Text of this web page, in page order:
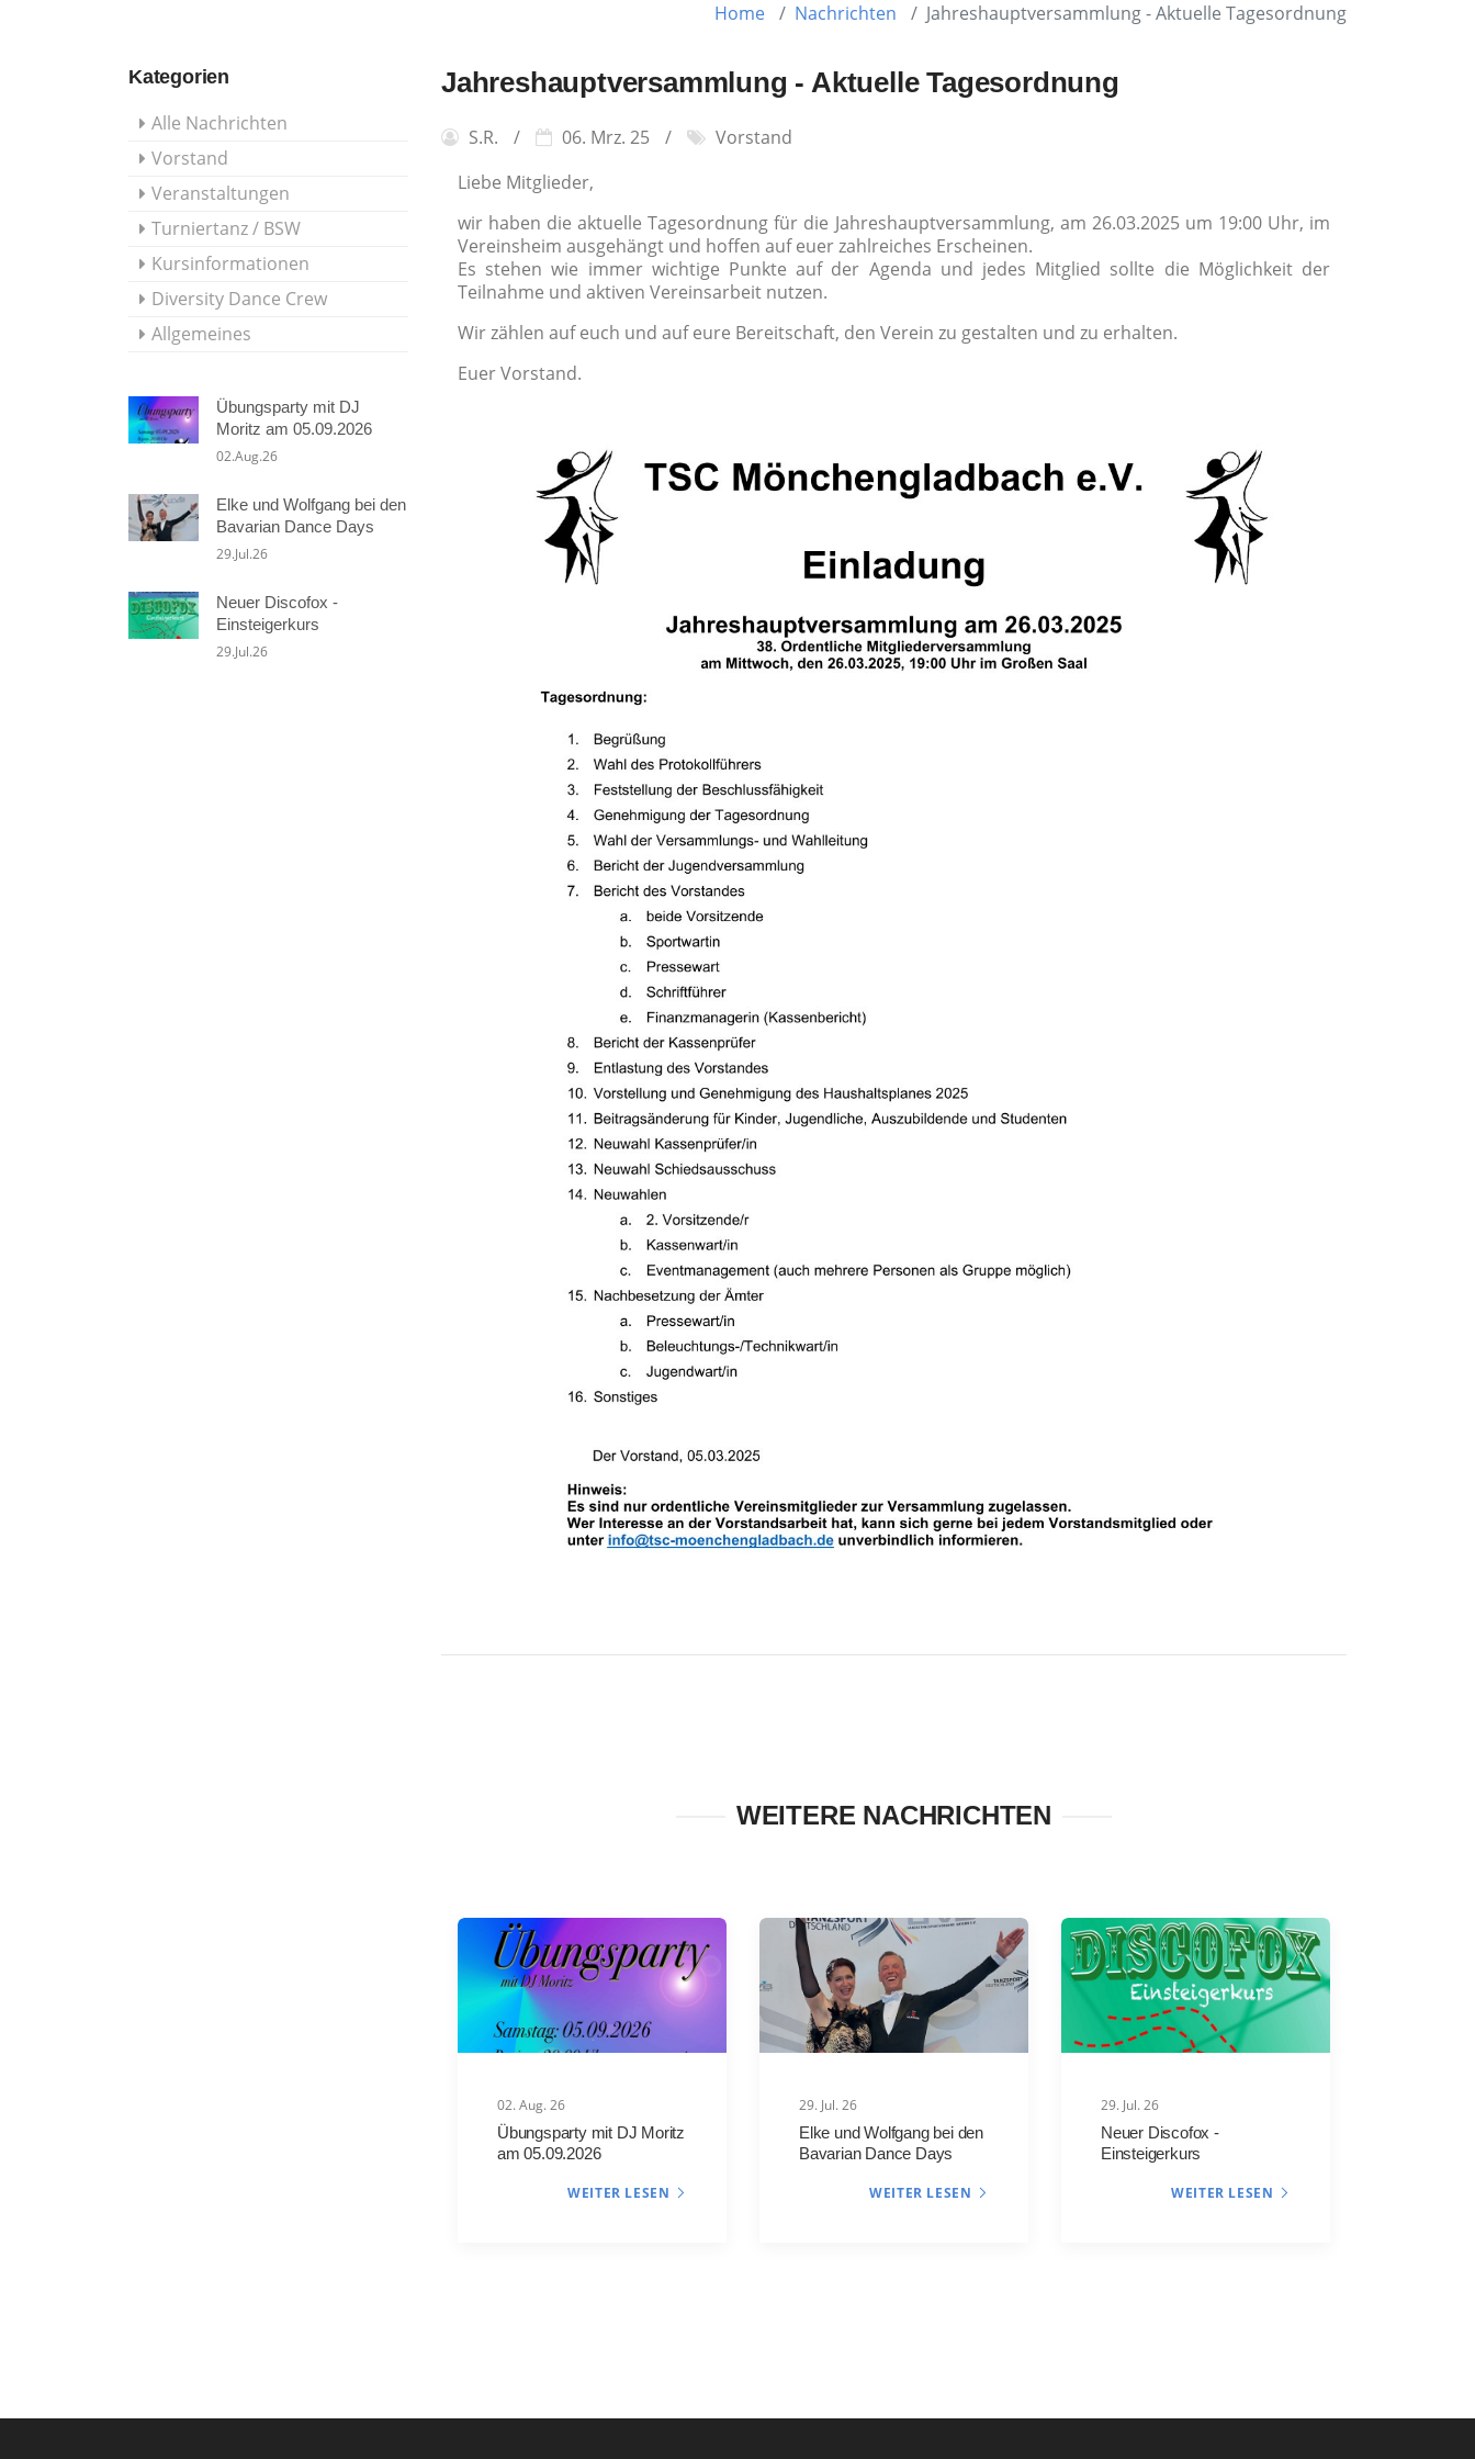
Home Nachrichten Jahreshauptversammlung - Aktuelle Tagesordnung
Kategorien
Alle Nachrichten
Vorstand
Veranstaltungen
Turniertanz / BSW
Kursinformationen
Diversity Dance Crew
Allgemeines
Übungsparty mit DJ
Moritz am 05.09.2026
02.Aug.26
Elke und Wolfgang bei den
Bavarian Dance Days
29.Jul.26
Neuer Discofox -
Einsteigerkurs
29.Jul.26
Jahreshauptversammlung - Aktuelle Tagesordnung
S.R. 06. Mrz. 25
Vorstand
Liebe Mitglieder,
wir haben die aktuelle Tagesordnung für die Jahreshauptversammlung, am 26.03.2025 um 19:00 Uhr, im
Vereinsheim ausgehängt und hoffen auf euer zahlreiches Erscheinen.
Es stehen wie immer wichtige Punkte auf der Agenda und jedes Mitglied sollte die Möglichkeit der
Teilnahme und aktiven Vereinsarbeit nutzen.
Wir zählen auf euch und auf eure Bereitschaft, den Verein zu gestalten und zu erhalten.
Euer Vorstand.
WEITERE NACHRICHTEN
02. Aug. 26
Übungsparty mit DJ Moritz
am 05.09.2026
WEITER LESEN
29. Jul. 26
Elke und Wolfgang bei den
Bavarian Dance Days
WEITER LESEN
29. Jul. 26
Neuer Discofox -
Einsteigerkurs
WEITER LESEN